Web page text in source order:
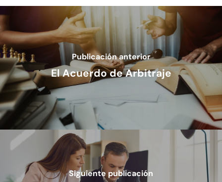
Publicación anterior
El Acuerdo de Arbitraje
Siguiente publicación